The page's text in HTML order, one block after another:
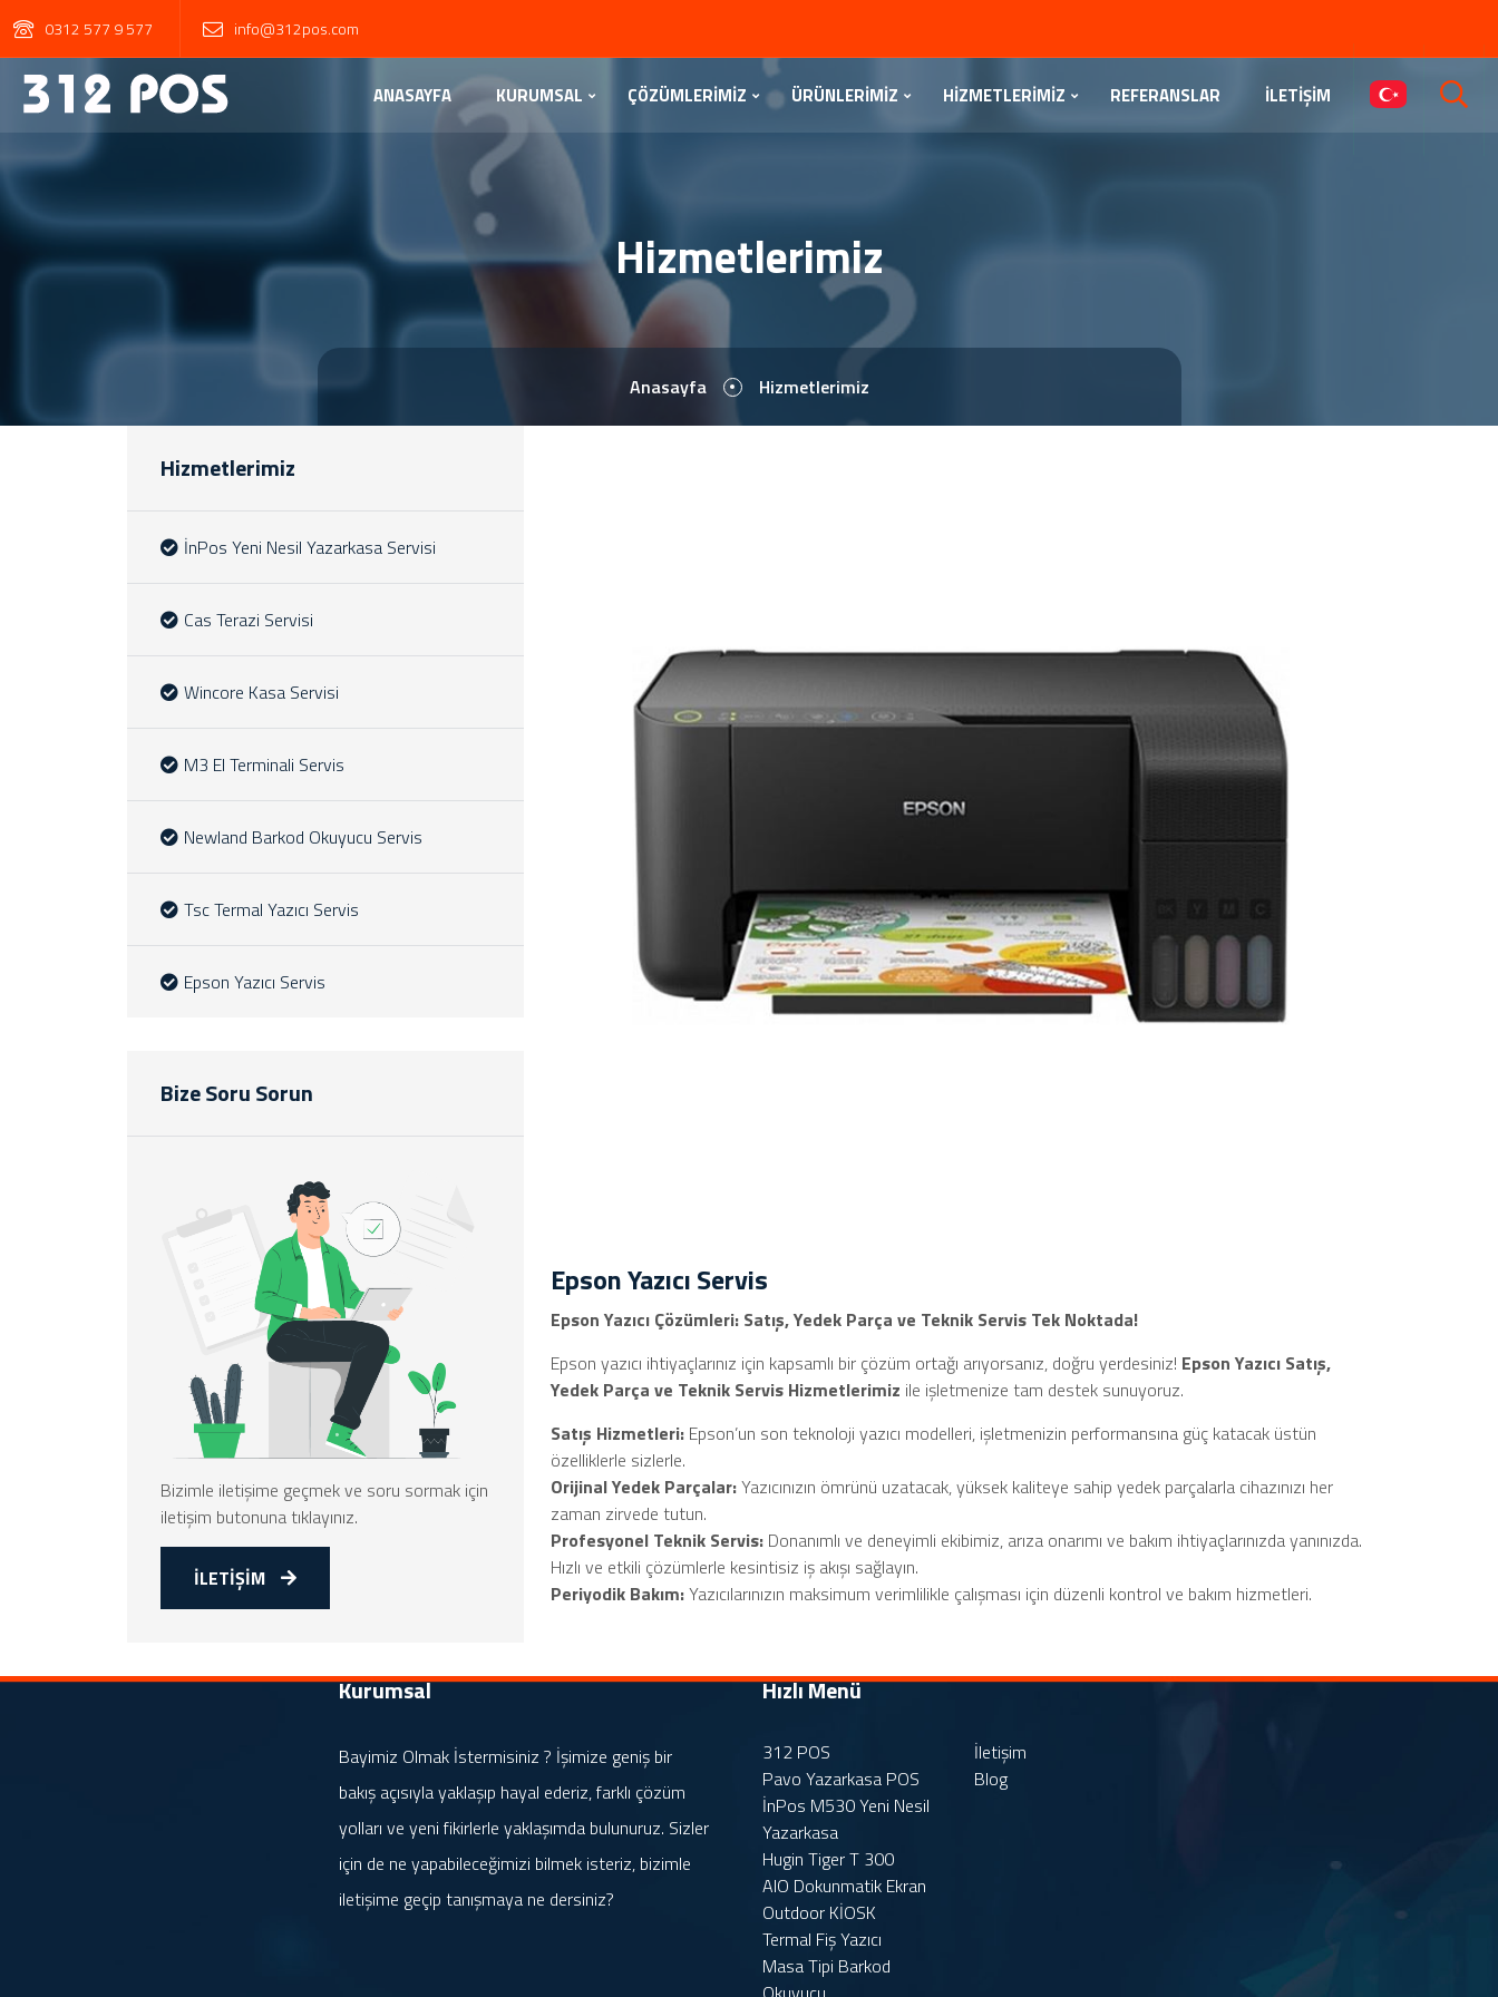
0312 577 9 577 info@312pos.com
ANASAYFA KURUMSAL ÇÖZÜMLERİMİZ ÜRÜNLERİMİZ HİZMETLERİMİZ REFERANSLAR İLETİŞİM
Hizmetlerimiz
Anasayfa Hizmetlerimiz
Epson Yazıcı Servis
Epson Yazıcı Çözümleri: Satış, Yedek Parça ve Teknik Servis Tek Noktada!
Epson yazıcı ihtiyaçlarınız için kapsamlı bir çözüm ortağı arıyorsanız, doğru yerdesiniz! Epson Yazıcı Satış,
Yedek Parça ve Teknik Servis Hizmetlerimiz ile işletmenize tam destek sunuyoruz.
Satış Hizmetleri: Epson’un son teknoloji yazıcı modelleri, işletmenizin performansına güç katacak üstün
özelliklerle sizlerle.
Orijinal Yedek Parçalar:Yazıcınızın ömrünü uzatacak, yüksek kaliteye sahip yedek parçalarla cihazınızı her
zaman zirvede tutun.
Profesyonel Teknik Servis: Donanımlı ve deneyimli ekibimiz, arıza onarımı ve bakım ihtiyaçlarınızda yanınızda.
Hızlı ve etkili çözümlerle kesintisiz iş akışı sağlayın.
Periyodik Bakım:Yazıcılarınızın maksimum verimlilikle çalışması için düzenli kontrol ve bakım hizmetleri.
Hizmetlerimiz
İnPos Yeni Nesil Yazarkasa Servisi
Cas Terazi Servisi
Wincore Kasa Servisi
M3 El Terminali Servis
Newland Barkod Okuyucu Servis
Tsc Termal Yazıcı Servis
Epson Yazıcı Servis
Bize Soru Sorun
Bizimle iletişime geçmek ve soru sormak için
iletişim butonuna tıklayınız.
İLETİŞİM
Kurumsal
Bayimiz Olmak İstermisiniz ? İşimize geniş bir
bakış açısıyla yaklaşıp hayal ederiz, farklı çözüm
yolları ve yeni fikirlerle yaklaşımda bulunuruz. Sizler
için de ne yapabileceğimizi bilmek isteriz, bizimle
iletişime geçip tanışmaya ne dersiniz?
Hızlı Menü
312 POS
Pavo Yazarkasa POS
İnPos M530 Yeni Nesil
Yazarkasa
Hugin Tiger T 300
AIO Dokunmatik Ekran
Outdoor KİOSK
Termal Fiş Yazıcı
Masa Tipi Barkod
İletişim
Blog